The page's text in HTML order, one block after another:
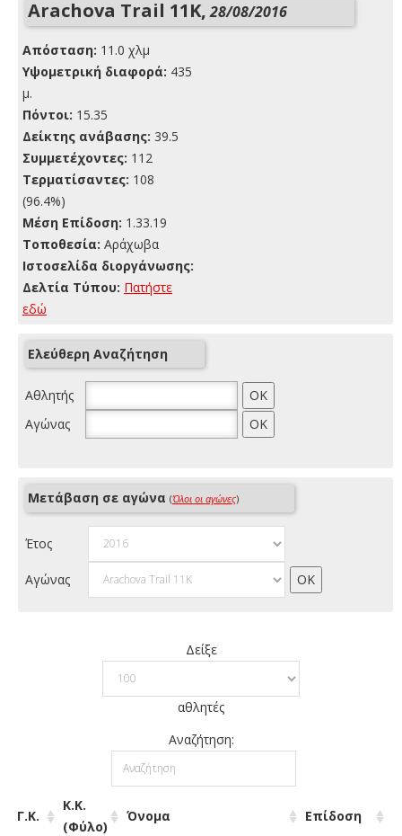
Arachova Trail 11K,28/08/2016
Απόσταση: 11.0 χλμ
Yψομετρική διαφορά: 435
μ.
Πόντοι: 15.35
Δείκτης ανάβασης: 39.5
Συμμετέχοντες: 112
Τερματίσαντες: 108
(96.4%)
Μέση Επίδοση: 1.33.19
Τοποθεσία: Αράχωβα
Ιστοσελίδα διοργάνωσης:
Δελτία Τύπου: Πατήστε
εδώ
Ελεύθερη Αναζήτηση
Αθλητής
Αγώνας
Μετάβαση σε αγώνα (Όλοι οι αγώνες)
Έτος
Αγώνας
Δείξε
αθλητές
Αναζήτηση:
Γ.Κ.
Κ.Κ.
(Φύλο)
Όνομα Επίδοση